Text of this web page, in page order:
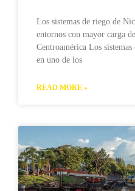
Los sistemas de riego de
entornos con mayor carga
Centroamérica Los
en uno de los
READ MORE »